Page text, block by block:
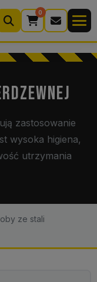
0
633 33 11
zastosowanie
wysoka higiena,
utrzymania
ze stali